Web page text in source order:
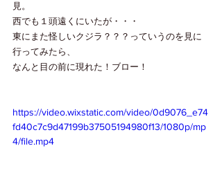
見。
西でも１頭遠くにいたが・・・
東にまた怪しいクジラ？？？っていうのを見に
行ってみたら、
なんと目の前に現れた！ブロー！
https://video.wixstatic.com/video/0d9076_e74
fd40c7c9d47199b37505194980f13/1080p/mp
4/file.mp4